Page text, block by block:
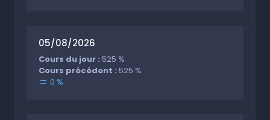
05/08/2026
Cours du jour : 525 %
Cours précédent : 525 %
0 %